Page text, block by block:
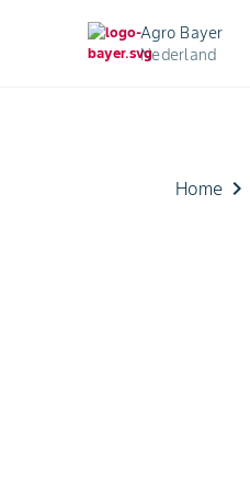
Agro Bayer
Nederland
Home keyboard_arrow_right